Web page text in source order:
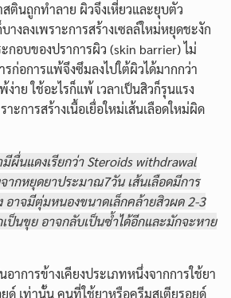
ตินถูกทำลาย ผิวจึงเหี่ยวและยุบตัว
งลงเพราะการสร้างเซลล์ใหม่หยุดชะงัก
กอบของปราการผิว (skin barrier) ไม่
รก่อการแพ้จึงซึมลงไปใต้ผิวได้มากกว่า
าย ใช้อะไรก็แพ้ เวลาเป็นสิวก็รุนแรง
ะการสร้างเนื้อเยื่อใหม่เส้นเลือดใหม่ผิด
ผื่นแดงเรียกว่า Steroids withdrawal
ากหยุดยาประมาณ7วัน เส้นเลือดมีการ
อาจมีตุ่มหนองขนาดเล็กคล้ายสิวผด 2-3
ป็นขุย อาจกลับเป็นซ้ำได้อีกและมักจะหาย
าการข้างเคียงประเภทหนึ่งจากการใช้ยา
ด์ เท่านั้น คนที่ใช้ยาหรือครีมสเตียรอยด์